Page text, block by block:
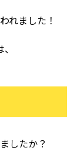
れました！
したか？